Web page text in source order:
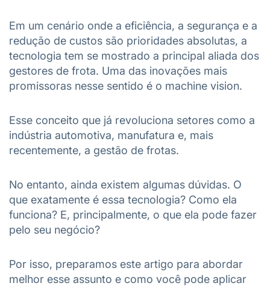
Em um cenário onde a eficiência, a segurança e a
redução de custos são prioridades absolutas, a
tecnologia tem se mostrado a principal aliada dos
gestores de frota. Uma das inovações mais
promissoras nesse sentido é o machine vision.
Esse conceito que já revoluciona setores como a
indústria automotiva, manufatura e, mais
recentemente, a gestão de frotas.
No entanto, ainda existem algumas dúvidas. O
que exatamente é essa tecnologia? Como ela
funciona? E, principalmente, o que ela pode fazer
pelo seu negócio?
Por isso, preparamos este artigo para abordar
melhor esse assunto e como você pode aplicar